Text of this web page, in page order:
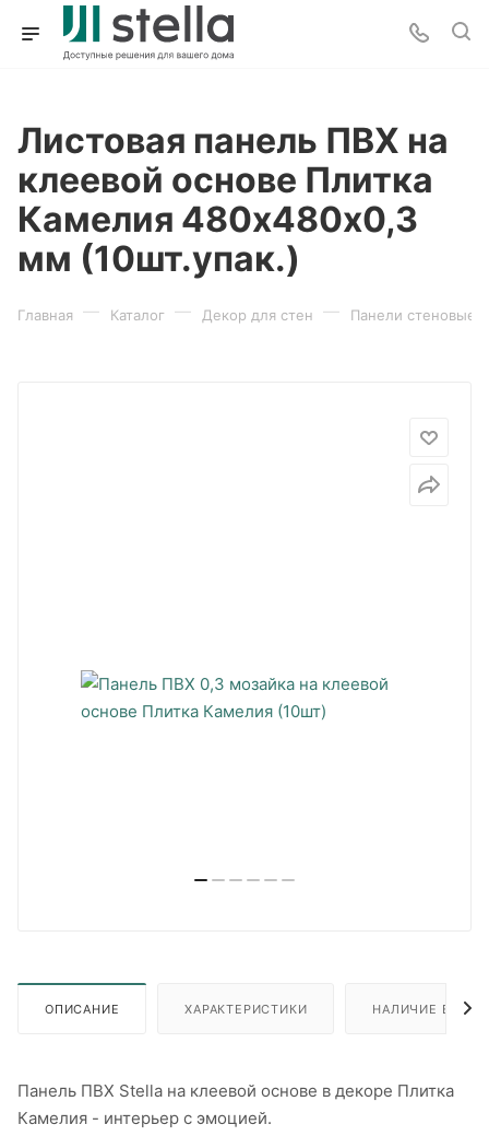
Листовая панель ПВХ на
клеевой основе Плитка
Камелия 480х480х0,3
мм (10шт.упак.)
Главная — Каталог — Декор для стен — Панели стеновые
ОПИСАНИЕ ХАРАКТЕРИСТИКИ НАЛИЧИЕ В
Панель ПВХ Stella на клеевой основе в декоре Плитка
Камелия - интерьер с эмоцией.